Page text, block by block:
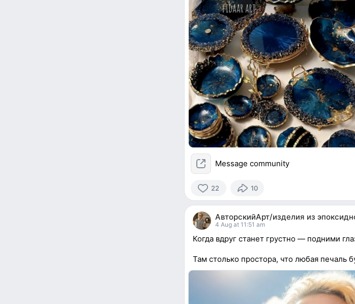
Message community
22
22
reacted
10
АвторскийАрт/изделия из
4 Aug at 11:51 am
Когда вдруг станет грустно — подними
Там столько простора, что любая печаль